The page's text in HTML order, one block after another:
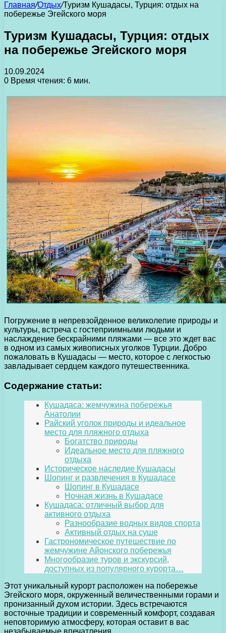
Главная/Отдых/Туризм Кушадасы, Турция: отдых на
побережье Эгейского моря
Туризм Кушадасы, Турция: отдых
на побережье Эгейского моря
10.09.2024
0 Время чтения: 6 мин.
Погружение в непревзойденное великолепие природы и
культуры, встреча с гостеприимными людьми и
наслаждение бескрайними пляжами — все это ждет вас
в одном из самых живописных уголков Турции. Добро
пожаловать в Кушадасы — место, которое с легкостью
завладывает сердцем каждого путешественника.
Содержание статьи:
Кушадаса: жемчужина побережья
Анатолии
Райский уголок природы и идеальное
место для пляжного отдыха
Богатство природы
Идеальное место для пляжного
отдыха
Историческое наследие Кушадасы
Шопинг и развлечения в Кушадасе
Шопинг в Кушадасе
Ночная жизнь в Кушадасе
Кушадаса: отличный выбор для
активного отдыха
Разнообразие водных видов спорта
Активный отдых на суше
Гастрономическое путешествие по
жемчужине Айонского побережья
Многообразие туров и экскурсий,
доступных из популярного курорта…
Этот уникальный курорт расположен на побережье
Эгейского моря, окруженный величественными горами и
пронизанный духом истории. Здесь встречаются
восточные традиции и современный комфорт, создавая
неповторимую атмосферу, которая оставит в вас